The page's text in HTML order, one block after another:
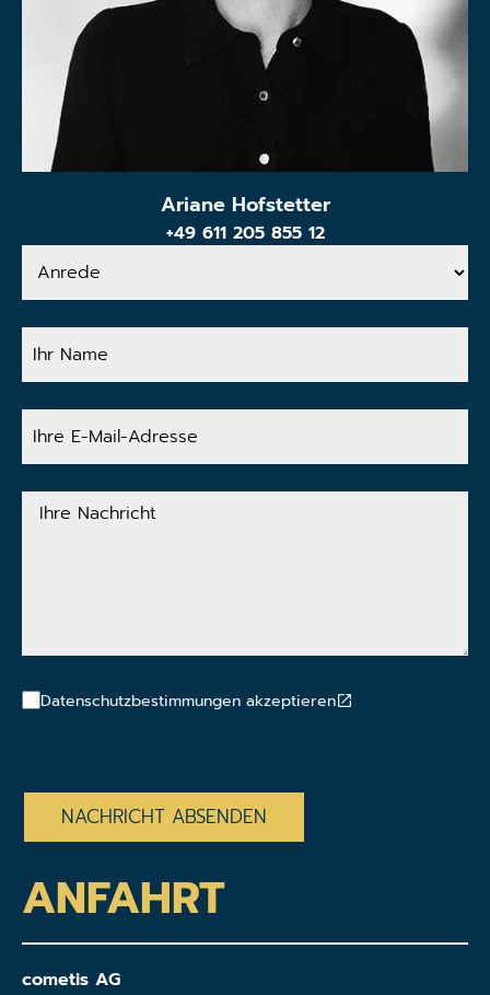
Ariane Hofstetter
+49 611 205 855 12
Anrede
Ihr
Name
Ihre
E-
Adresse
Ihre
Nachricht
Datenschutzbestimmungen akzeptieren
ANFAHRT
cometis AG